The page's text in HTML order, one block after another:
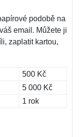
podobě na
email. Můžete ji
zaplatit kartou,
500 Kč
5 000 Kč
1 rok